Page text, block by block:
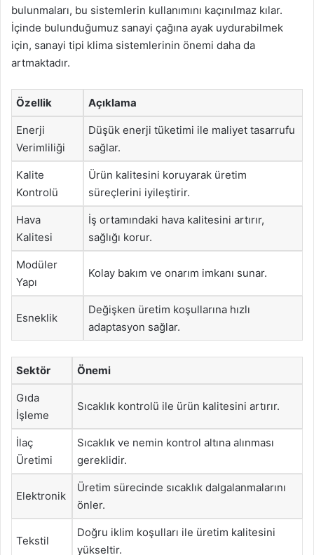
bulunmaları, bu sistemlerin kullanımını kaçınılmaz kılar.
İçinde bulunduğumuz sanayi çağına ayak uydurabilmek
için, sanayi tipi klima sistemlerinin önemi daha da
artmaktadır.
Özellik Açıklama
Enerji
Verimliliği
Düşük enerji tüketimi ile maliyet tasarrufu
sağlar.
Kalite
Kontrolü
Ürün kalitesini koruyarak üretim
süreçlerini iyileştirir.
Hava
Kalitesi
İş ortamındaki hava kalitesini artırır,
sağlığı korur.
Modüler
Yapı
Kolay bakım ve onarım imkanı sunar.
Esneklik
Değişken üretim koşullarına hızlı
adaptasyon sağlar.
Sektör Önemi
Gıda
İşleme
Sıcaklık kontrolü ile ürün kalitesini artırır.
İlaç
Üretimi
Sıcaklık ve nemin kontrol altına alınması
gereklidir.
Elektronik
Üretim sürecinde sıcaklık dalgalanmalarını
önler.
Tekstil
Doğru iklim koşulları ile üretim kalitesini
yükseltir.